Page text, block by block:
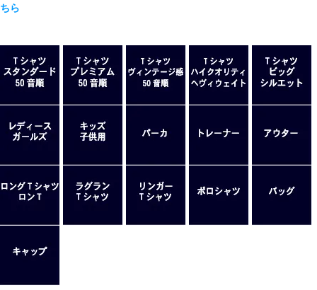
ちら